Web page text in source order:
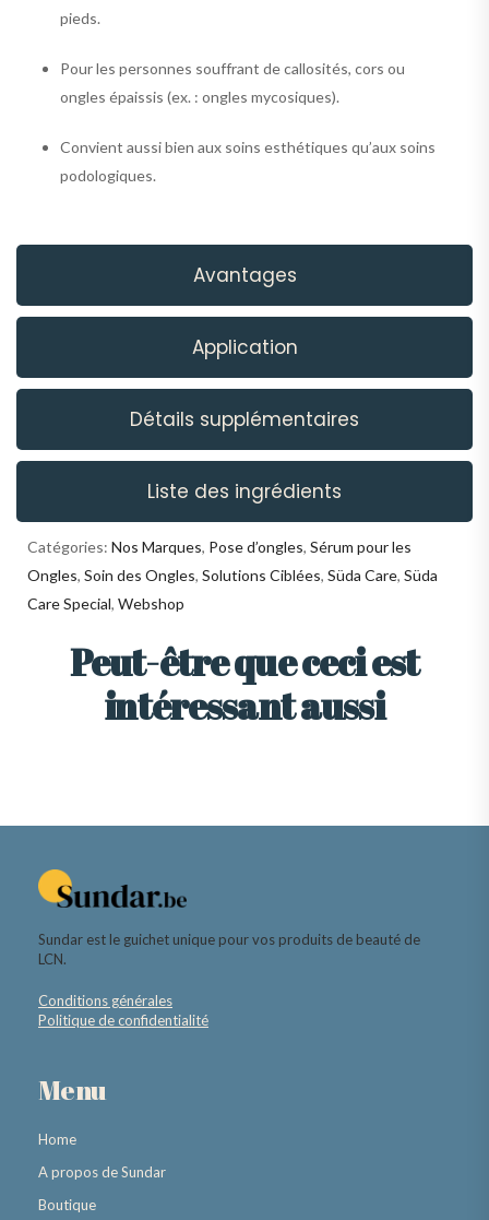
Avantages
Application
Détails supplémentaires
Liste des ingrédients
pieds.
Pour les personnes souffrant de callosités, cors ou
ongles épaissis (ex. : ongles mycosiques).
Convient aussi bien aux soins esthétiques qu’aux soins
podologiques.
Catégories: Nos Marques, Pose d’ongles, Sérum pour les
Ongles, Soin des Ongles, Solutions Ciblées, Süda Care, Süda
Care Special, Webshop
Peut-être que ceci est
intéressant aussi
Sundar est le guichet unique pour vos produits de beauté de
LCN.
Conditions générales
Politique de confidentialité
Menu
Home
A propos de Sundar
Boutique